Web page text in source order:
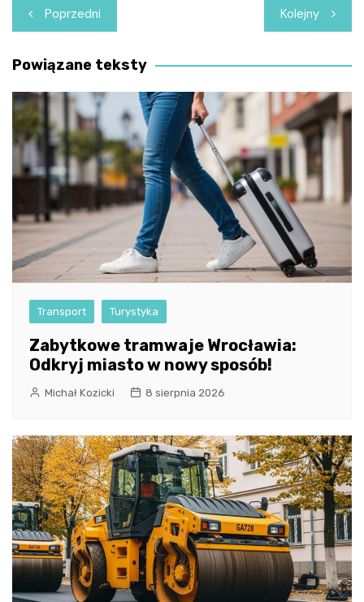
Nawigacja
wpisu
Poprzedni Kolejny
Powiązane teksty
Transport Turystyka
Zabytkowe tramwaje Wrocławia:
Odkryj miasto w nowy sposób!
Michał Kozicki 8 sierpnia 2026